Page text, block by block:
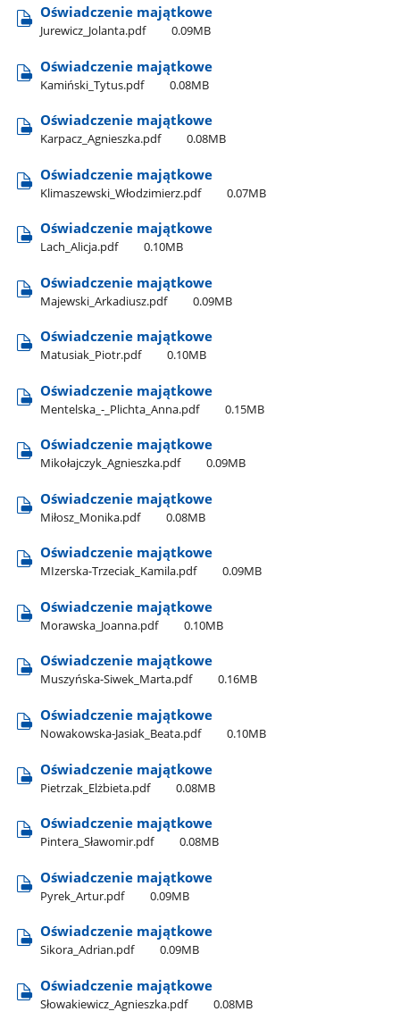
Oświadczenie majątkowe
Jurewicz​_Jolanta.pdf 0.09MB
Oświadczenie majątkowe
Kamiński​_Tytus.pdf 0.08MB
Oświadczenie majątkowe
Karpacz​_Agnieszka.pdf 0.08MB
Oświadczenie majątkowe
Klimaszewski​_Włodzimierz.pdf 0.07MB
Oświadczenie majątkowe
Lach​_Alicja.pdf 0.10MB
Oświadczenie majątkowe
Majewski​_Arkadiusz.pdf 0.09MB
Oświadczenie majątkowe
Matusiak​_Piotr.pdf 0.10MB
Oświadczenie majątkowe
Mentelska​_-​_Plichta​_Anna.pdf 0.15MB
Oświadczenie majątkowe
Mikołajczyk​_Agnieszka.pdf 0.09MB
Oświadczenie majątkowe
Miłosz​_Monika.pdf 0.08MB
Oświadczenie majątkowe
MIzerska-Trzeciak​_Kamila.pdf 0.09MB
Oświadczenie majątkowe
Morawska​_Joanna.pdf 0.10MB
Oświadczenie majątkowe
Muszyńska-Siwek​_Marta.pdf 0.16MB
Oświadczenie majątkowe
Nowakowska-Jasiak​_Beata.pdf 0.10MB
Oświadczenie majątkowe
Pietrzak​_Elżbieta.pdf 0.08MB
Oświadczenie majątkowe
Pintera​_Sławomir.pdf 0.08MB
Oświadczenie majątkowe
Pyrek​_Artur.pdf 0.09MB
Oświadczenie majątkowe
Sikora​_Adrian.pdf 0.09MB
Oświadczenie majątkowe
Słowakiewicz​_Agnieszka.pdf 0.08MB